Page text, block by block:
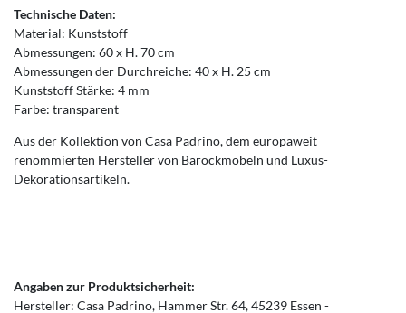
Technische Daten:
Material: Kunststoff
Abmessungen: 60 x H. 70 cm
Abmessungen der Durchreiche: 40 x H. 25 cm
Kunststoff Stärke: 4 mm
Farbe: transparent
Aus der Kollektion von Casa Padrino, dem europaweit
renommierten Hersteller von Barockmöbeln und Luxus-
Dekorationsartikeln.
Angaben zur Produktsicherheit:
Hersteller: Casa Padrino Hammer Str.64 45239 Essen